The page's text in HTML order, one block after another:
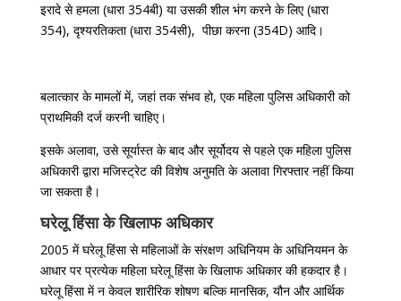
इरादे से हमला (धारा 354बी) या उसकी शील भंग करने के लिए (धारा
354), दृश्यरतिकता (धारा 354सी), पीछा करना (354D) आदि।
बलात्कार के मामलों में, जहां तक संभव हो, एक महिला पुलिस अधिकारी को
प्राथमिकी दर्ज करनी चाहिए।
इसके अलावा, उसे सूर्यास्त के बाद और सूर्योदय से पहले एक महिला पुलिस
अधिकारी द्वारा मजिस्ट्रेट की विशेष अनुमति के अलावा गिरफ्तार नहीं किया
जा सकता है।
घरेलू हिंसा के खिलाफ अधिकार
2005 में घरेलू हिंसा से महिलाओं के संरक्षण अधिनियम के अधिनियमन के
आधार पर प्रत्येक महिला घरेलू हिंसा के खिलाफ अधिकार की हकदार है।
घरेलू हिंसा में न केवल शारीरिक शोषण बल्कि मानसिक, यौन और आर्थिक